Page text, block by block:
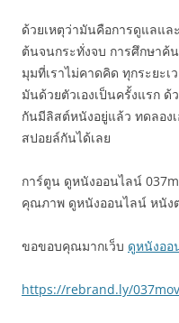
ด้วยเหตุว่ามันคือการดูแลแล
ต้นจนกระทั่งจบ การศึกษาค้
มุมที่เราไม่คาดคิด ทุกระยะ
มันด้วยตัวเองเป็นครั้งแรก
กันมีลิสต์หนังอยู่แล้ว ทดลอง
สปอยล์กันได้เลย
การ์ตูน ดูหนังออนไลน์
คุณภาพ ดูหนังออนไลน์ หนัง
ขอขอบคุณมากเว็บ ดูหนังออ
https://rebrand.ly/